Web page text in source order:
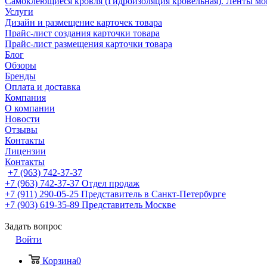
Услуги
Дизайн и размещение карточек товара
Прайс-лист создания карточки товара
Прайс-лист размещения карточки товара
Блог
Обзоры
Бренды
Оплата и доставка
Компания
О компании
Новости
Отзывы
Контакты
Лицензии
Контакты
+7 (963) 742-37-37
+7 (963) 742-37-37 Отдел продаж
+7 (911) 290-05-25 Представитель в Санкт-Петербурге
+7 (903) 619-35-89 Представитель Москве
Задать вопрос
Войти
Корзина0